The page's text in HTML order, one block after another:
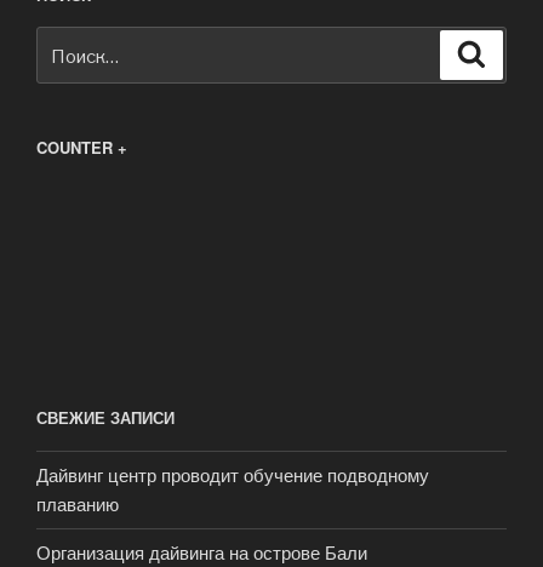
COUNTER +
СВЕЖИЕ ЗАПИСИ
Дайвинг центр проводит обучение подводному
плаванию
Организация дайвинга на острове Бали